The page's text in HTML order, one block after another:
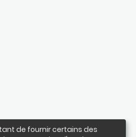
de fournir certains des